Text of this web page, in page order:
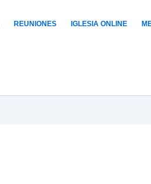
REUNIONES IGLESIA ONLINE